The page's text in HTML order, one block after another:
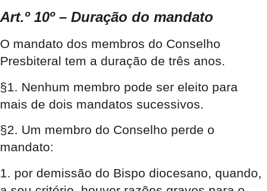
Art.º 10º – Duração do mandato
O mandato dos membros do Conselho
Presbiteral tem a duração de três anos.
§1. Nenhum membro pode ser eleito para
mais de dois mandatos sucessivos.
§2. Um membro do Conselho perde o
mandato:
1. por demissão do Bispo diocesano, quando,